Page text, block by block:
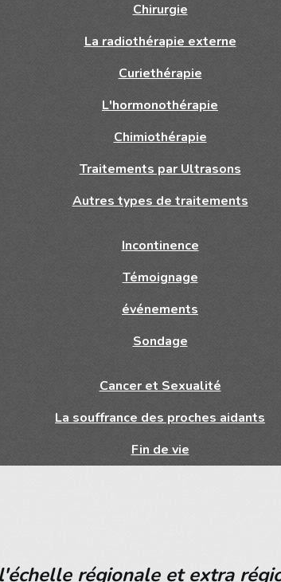
Chirurgie
La radiothérapie externe
Curiethérapie
L'hormonothérapie
Chimiothérapie
Traitements par Ultrasons
Autres types de traitements
Incontinence
Témoignage
événements
Sondage
Cancer et Sexualité
La souffrance des proches aidants
Fin de vie
régionale et extra